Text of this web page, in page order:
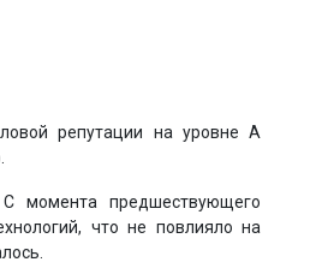
репутации на уровне A
С момента предшествующего
что не повлияло на